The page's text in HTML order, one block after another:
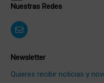
Nuestras Redes
Newsletter
Quieres recibir noticias y